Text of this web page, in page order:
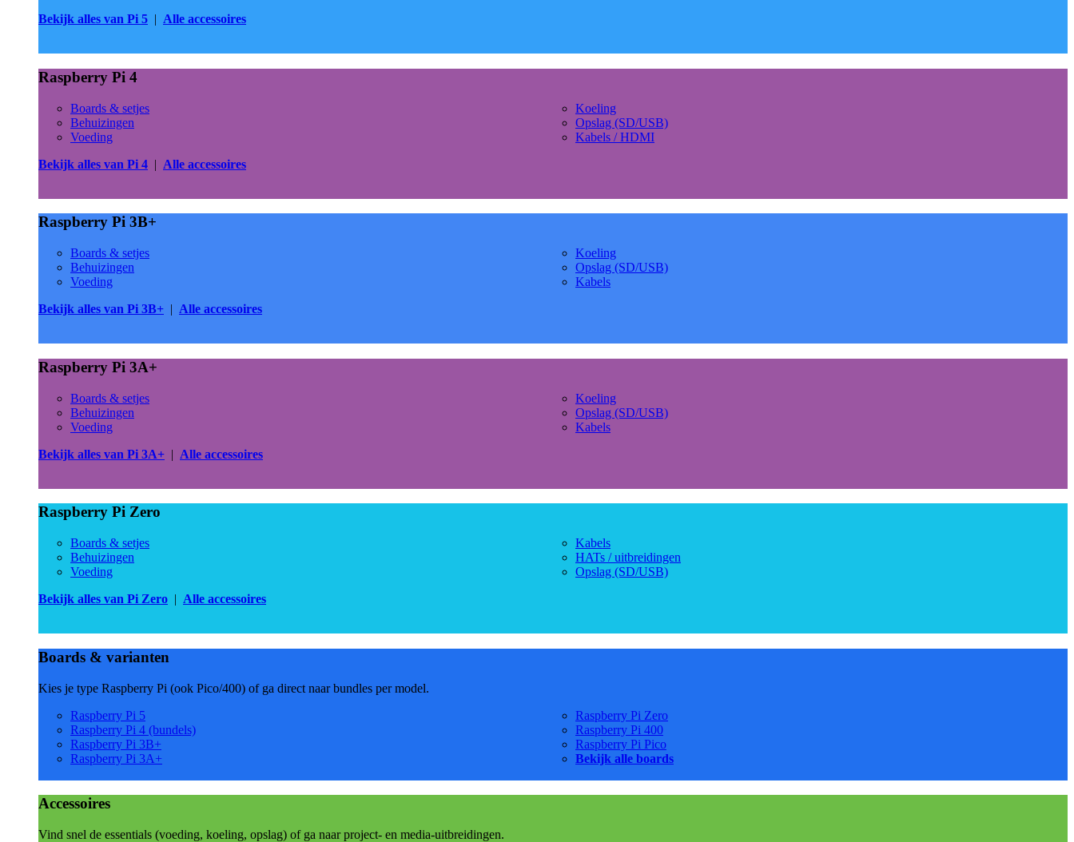
Bekijk alles van Pi 5 | Alle accessoires
Raspberry Pi 4
Boards & setjes
Behuizingen
Voeding
Koeling
Opslag (SD/USB)
Kabels / HDMI
Bekijk alles van Pi 4 | Alle accessoires
Raspberry Pi 3B+
Boards & setjes
Behuizingen
Voeding
Koeling
Opslag (SD/USB)
Kabels
Bekijk alles van Pi 3B+ | Alle accessoires
Raspberry Pi 3A+
Boards & setjes
Behuizingen
Voeding
Koeling
Opslag (SD/USB)
Kabels
Bekijk alles van Pi 3A+ | Alle accessoires
Raspberry Pi Zero
Boards & setjes
Behuizingen
Voeding
Kabels
HATs / uitbreidingen
Opslag (SD/USB)
Bekijk alles van Pi Zero | Alle accessoires
Boards & varianten
Kies je type Raspberry Pi (ook Pico/400) of ga direct naar bundles per model.
Raspberry Pi 5
Raspberry Pi 4 (bundels)
Raspberry Pi 3B+
Raspberry Pi 3A+
Raspberry Pi Zero
Raspberry Pi 400
Raspberry Pi Pico
Bekijk alle boards
Accessoires
Vind snel de essentials (voeding, koeling, opslag) of ga naar project- en media-uitbreidingen.